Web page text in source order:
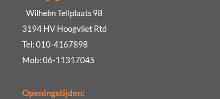
Wilhelm Tellplaats 98
3194 HV Hoogvliet Rtd
Tel: 010-4167898
Mob: 06-11317045
Openingstijden: